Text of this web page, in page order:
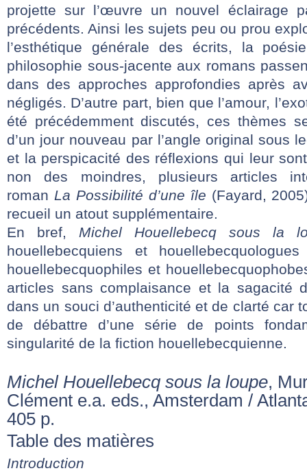
projette sur l’œuvre un nouvel éclairage
précédents. Ainsi les sujets peu ou prou
l’esthétique générale des écrits, la
philosophie sous-jacente aux romans
dans des approches approfondies après
négligés. D’autre part, bien que l’amour,
été précédemment discutés, ces thèmes
d’un jour nouveau par l’angle original sous
et la perspicacité des réflexions qui leur
non des moindres, plusieurs articles
roman La Possibilité d’une île (Fayard,
recueil un atout supplémentaire.
En bref, Michel Houellebecq sous la
houellebecquiens et
houellebecquophiles et
articles sans complaisance et la sagacité
dans un souci d’authenticité et de clarté car
de débattre d’une série de points
singularité de la fiction houellebecquienne.
Michel Houellebecq sous la loupe,
Clément e.a. eds., Amsterdam /
405 p.
Table des matières
Introduction